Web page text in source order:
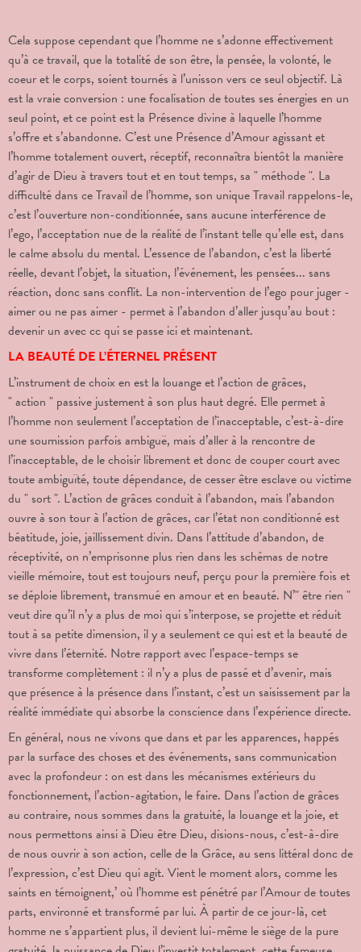
Cela suppose cependant que l’homme ne s’adonne effectivement
qu’à ce travail, que la totalité de son être, la pensée, la volonté, le
coeur et le corps, soient tournés à l’unisson vers ce seul objectif. Là
est la vraie conversion : une focalisation de toutes ses énergies en un
seul point, et ce point est la Présence divine à laquelle l’homme
s’offre et s’abandonne. C’est une Présence d’Amour agissant et
l’homme totalement ouvert, réceptif, reconnaîtra bientôt la manière
d’agir de Dieu à travers tout et en tout temps, sa " méthode ". La
difficulté dans ce Travail de l’homme, son unique Travail rappelons-le,
c’est l’ouverture non-conditionnée, sans aucune interférence de
l’ego, l’acceptation nue de la réalité de l’instant telle qu’elle est, dans
le calme absolu du mental. L’essence de l’abandon, c’est la liberté
réelle, devant l’objet, la situation, l’événement, les pensées... sans
réaction, donc sans conflit. La non-intervention de l’ego pour juger -
aimer ou ne pas aimer - permet à l’abandon d’aller jusqu’au bout :
devenir un avec cc qui se passe ici et maintenant.
LA BEAUTÉ DE L’ÉTERNEL PRÉSENT
L’instrument de choix en est la louange et l’action de grâces,
" action " passive justement à son plus haut degré. Elle permet à
l’homme non seulement l’acceptation de l’inacceptable, c’est-à-dire
une soumission parfois ambiguë, mais d’aller à la rencontre de
l’inacceptable, de le choisir librement et donc de couper court avec
toute ambiguïté, toute dépendance, de cesser être esclave ou victime
du " sort ". L’action de grâces conduit à l’abandon, mais l’abandon
ouvre à son tour à l’action de grâces, car l’état non conditionné est
béatitude, joie, jaillissement divin. Dans l’attitude d’abandon, de
réceptivité, on n’emprisonne plus rien dans les schémas de notre
vieille mémoire, tout est toujours neuf, perçu pour la première fois et
se déploie librement, transmué en amour et en beauté. N’" être rien "
veut dire qu’il n’y a plus de moi qui s’interpose, se projette et réduit
tout à sa petite dimension, il y a seulement ce qui est et la beauté de
vivre dans l’éternité. Notre rapport avec l’espace-temps se
transforme complètement : il n’y a plus de passé et d’avenir, mais
que présence à la présence dans l’instant, c’est un saisissement par la
réalité immédiate qui absorbe la conscience dans l’expérience directe.
En général, nous ne vivons que dans et par les apparences, happés
par la surface des choses et des événements, sans communication
avec la profondeur : on est dans les mécanismes extérieurs du
fonctionnement, l’action-agitation, le faire. Dans l’action de grâces
au contraire, nous sommes dans la gratuité, la louange et la joie, et
nous permettons ainsi à Dieu être Dieu, disions-nous, c’est-à-dire
de nous ouvrir à son action, celle de la Grâce, au sens littéral donc de
l’expression, c’est Dieu qui agit. Vient le moment alors, comme les
saints en témoignent,’ où l’homme est pénétré par l’Amour de toutes
parts, environné et transformé par lui. À partir de ce jour-là, cet
homme ne s’appartient plus, il devient lui-même le siège de la pure